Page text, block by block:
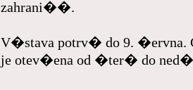
zahrani��.
V�stava potrv� do 9.
je otev�ena od �ter� do